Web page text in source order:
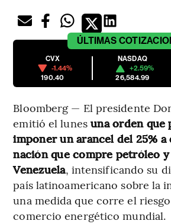
ÚLTIMAS
CVX
-1.44%
190.40
NASDAQ
+2.59%
26,584.99
Bloomberg — El presidente
emitió el lunesuna orden que
imponer un arancel del 25% a
nación que compre petróleo y
Venezuela, intensificando su
país latinoamericano sobre la
una medida que corre el
comercio energético mundial.